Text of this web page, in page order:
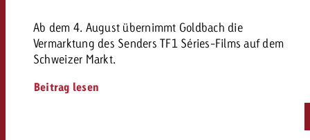
Ab dem 4. August übernimmt Goldbach die
Vermarktung des Senders TF1 Séries-Films auf dem
Schweizer Markt.
Beitrag lesen